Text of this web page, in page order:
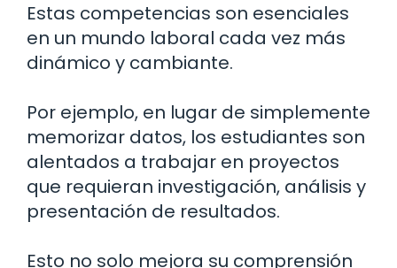
Estas competencias son esenciales
en un mundo laboral cada vez más
dinámico y cambiante.
Por ejemplo, en lugar de simplemente
memorizar datos, los estudiantes son
alentados a trabajar en proyectos
que requieran investigación, análisis y
presentación de resultados.
Esto no solo mejora su comprensión